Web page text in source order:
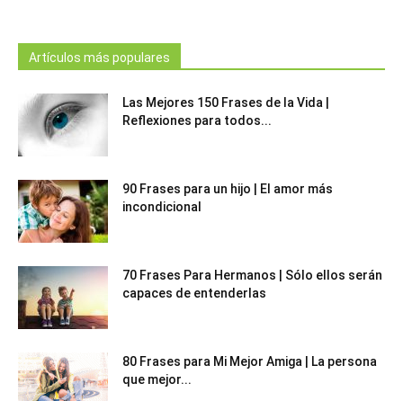
Artículos más populares
Las Mejores 150 Frases de la Vida |
Reflexiones para todos...
90 Frases para un hijo | El amor más
incondicional
70 Frases Para Hermanos | Sólo ellos serán
capaces de entenderlas
80 Frases para Mi Mejor Amiga | La persona
que mejor...